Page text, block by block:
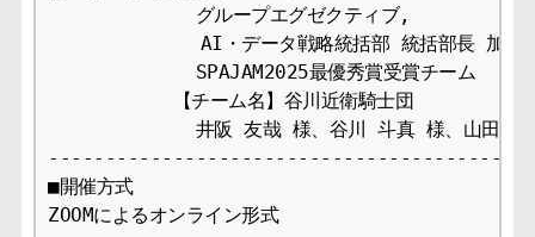
             グループエグゼクティブ,
             SPAJAM2025最優秀賞受賞チーム
           【チーム名】谷川近衛騎士団
井阪 友哉 様、谷川 斗真 様、山田 健
■開催方式
ZOOMによるオンライン形式